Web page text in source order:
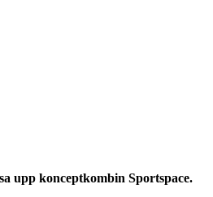
upp konceptkombin Sportspace.